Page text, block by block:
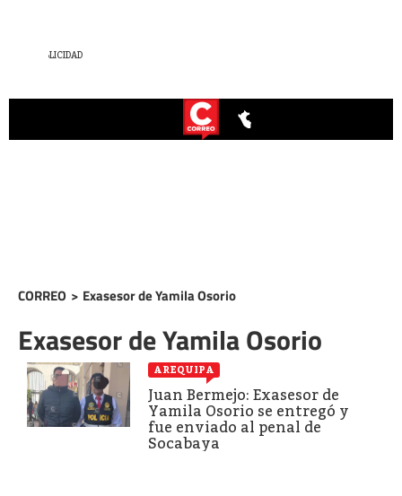
CORREO > Exasesor de Yamila Osorio
Exasesor de Yamila Osorio
AREQUIPA
Juan Bermejo: Exasesor de
Yamila Osorio se entregó y
fue enviado al penal de
Socabaya